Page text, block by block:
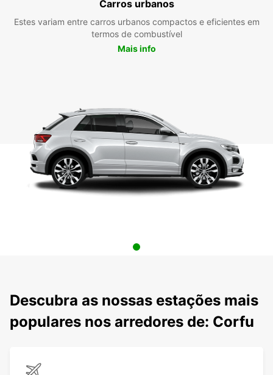
Carros urbanos
Estes variam entre carros urbanos compactos e eficientes em
termos de combustível
Mais info
Descubra as nossas estações mais
populares nos arredores de: Corfu